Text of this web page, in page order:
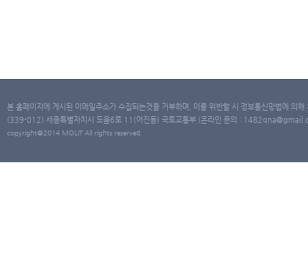
본 홈페이지에 게시된 이메일주소가 수집되는것을 거부하며, 이를 위반할 시 정보통신망법에 의
(339-012) 세종특별자치시 도움6로 11(어진동) 국토교통부 (온라인 문의 :
copyright@2014 MOLIT All rights reserved.